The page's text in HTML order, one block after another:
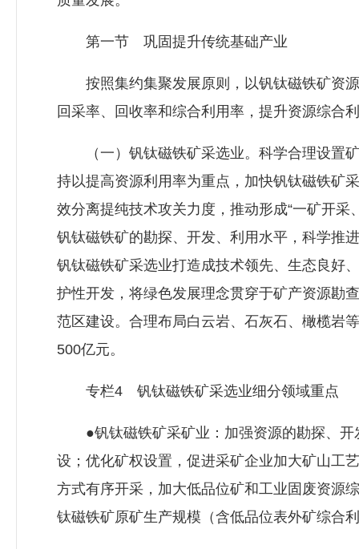
第一节 巩固提升传统基础产业
按照集约集聚发展原则，以钒钛磁铁矿资源
回采率、回收率和综合利用率，提升资源综合
（一）钒钛磁铁矿采选业。科学合理设置矿
持以提高资源利用率为重点，加快钒钛磁铁矿
效分离提纯技术攻关力度，推动形成“一矿开
钒钛磁铁矿的勘探、开发、利用水平，科学推
钒钛磁铁矿采选业打造成技术领先、生态良好
护性开发，将绿色发展理念贯穿于矿产资源勘
范区建设。合理布局白云岩、石灰石、橄榄岩
500亿元。
专栏4 钒钛磁铁矿采选业细分领域重点
●钒钛磁铁矿采矿业：加强资源的勘探、开
设；优化矿权设置，促进采矿企业加大矿山工
方式有序开采，加大低品位矿和工业固废资源
钛磁铁矿原矿生产规模（含低品位表外矿综合